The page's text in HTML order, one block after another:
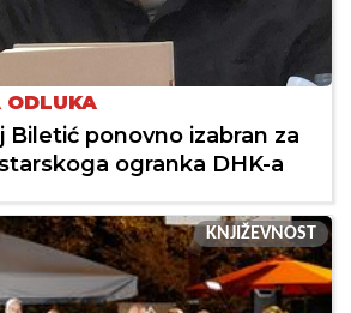
ODLUKA
Biletić ponovno izabran za
ogranka DHK-a
KNJIŽEVNOST